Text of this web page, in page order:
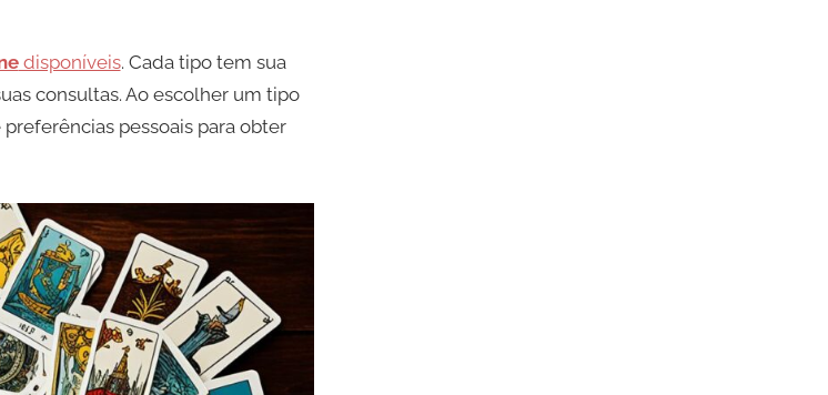
disponíveis. Cada tipo tem sua
consultas. Ao escolher um tipo
pessoais para obter